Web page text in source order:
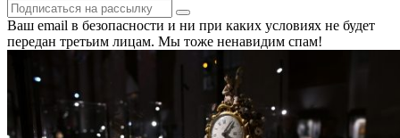
Ваш email в безопасности и ни при каких условиях не будет
передан третьим лицам. Мы тоже ненавидим спам!